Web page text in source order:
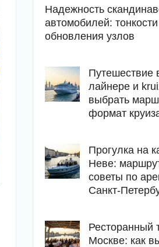
Надежность
автомобилей:
обновления узлов
Путешествие
лайнере и
выбрать
формат
Прогулка на
Неве:
советы по
Санкт-
Ресторанный
Москве: как